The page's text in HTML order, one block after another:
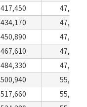
417,450
47,190
434,170
47,190
450,890
47,190
467,610
47,190
484,330
47,190
500,940
55,110
517,660
55,110